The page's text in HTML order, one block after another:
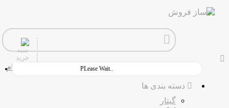
PLease Wait.. ثبت نام
دسته بندی ها
گیتار